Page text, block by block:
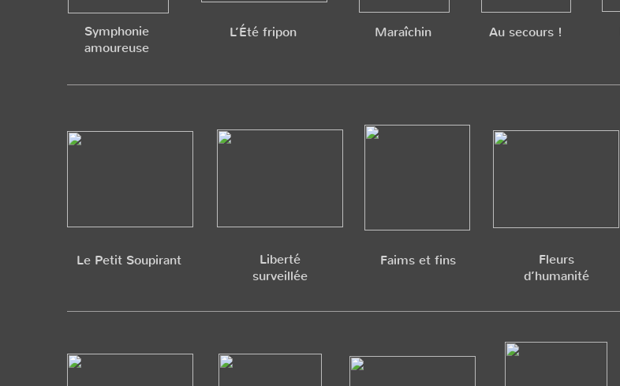
Symphonie
amoureuse
L’Été fripon Maraîchin Au secours !
Le Petit Soupirant
Liberté
surveillée
Faims et fins
Fleurs
d’humanité